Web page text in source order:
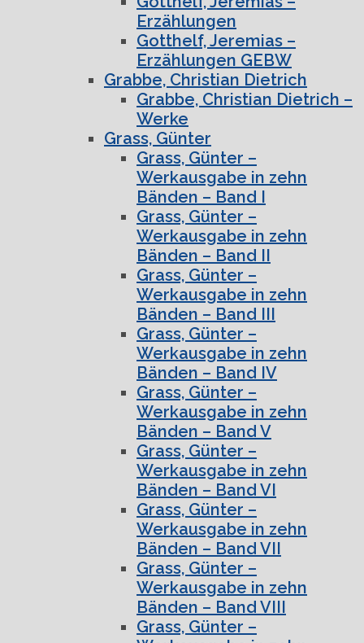
Erzählungen
Gotthelf, Jeremias –
Erzählungen GEBW
Grabbe, Christian Dietrich
Grabbe, Christian Dietrich –
Werke
Grass, Günter
Grass, Günter –
Werkausgabe in zehn
Bänden – Band I
Grass, Günter –
Werkausgabe in zehn
Bänden – Band II
Grass, Günter –
Werkausgabe in zehn
Bänden – Band III
Grass, Günter –
Werkausgabe in zehn
Bänden – Band IV
Grass, Günter –
Werkausgabe in zehn
Bänden – Band V
Grass, Günter –
Werkausgabe in zehn
Bänden – Band VI
Grass, Günter –
Werkausgabe in zehn
Bänden – Band VII
Grass, Günter –
Werkausgabe in zehn
Bänden – Band VIII
Grass, Günter –